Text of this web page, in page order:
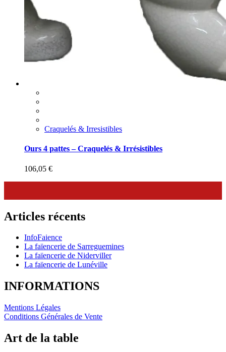
Craquelés & Irresistibles
Ours 4 pattes – Craquelés & Irrésistibles
106,05 €
Articles récents
InfoFaience
La faïencerie de Sarreguemines
La faïencerie de Niderviller
La faïencerie de Lunéville
INFORMATIONS
Mentions Légales
Conditions Générales de Vente
Art de la table